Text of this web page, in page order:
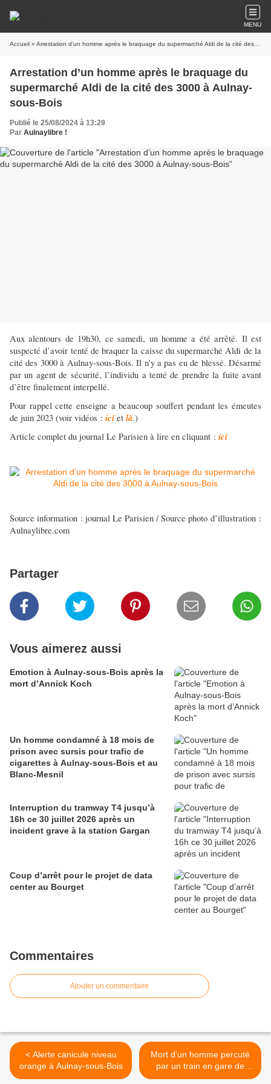
MENU
Accueil » Arrestation d’un homme après le braquage du supermarché Aldi de la cité des 3000 à Aulnay-sous-Bois
Arrestation d’un homme après le braquage du
supermarché Aldi de la cité des 3000 à Aulnay-
sous-Bois
Publié le 25/08/2024 à 13:29
Par Aulnaylibre !
Aux alentours de 19h30, ce samedi, un homme a été arrêté. Il est
suspecté d’avoir tenté de braquer la caisse du supermarché Aldi de la
cité des 3000 à Aulnay-sous-Bois. Il n’y a pas eu de blessé. Désarmé
par un agent de sécurité, l’individu a tenté de prendre la fuite avant
d’être finalement interpellé.
Pour rappel cette enseigne a beaucoup souffert pendant les émeutes
de juin 2023 (voir vidéos : ici et là.)
Article complet du journal Le Parisien à lire en cliquant : ici
Source information : journal Le Parisien / Source photo d’illustration :
Aulnaylibre.com
Partager
Vous aimerez aussi
Emotion à Aulnay-sous-Bois après la
mort d’Annick Koch
Un homme condamné à 18 mois de
prison avec sursis pour trafic de
cigarettes à Aulnay-sous-Bois et au
Blanc-Mesnil
Interruption du tramway T4 jusqu’à
16h ce 30 juillet 2026 après un
incident grave à la station Gargan
Coup d’arrêt pour le projet de data
center au Bourget
Commentaires
Ajouter un commentaire
< Alerte canicule niveau
orange à Aulnay-sous-Bois
Mort d’un homme percuté
par un train en gare de
Drancy >